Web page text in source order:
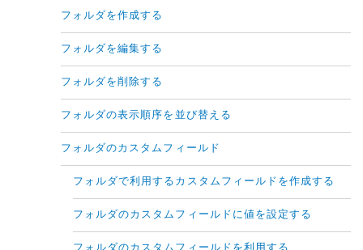
フォルダを作成する
フォルダを編集する
フォルダを削除する
フォルダの表示順序を並び替える
フォルダのカスタムフィールド
フォルダで利用するカスタムフィールドを作成する
フォルダのカスタムフィールドに値を設定する